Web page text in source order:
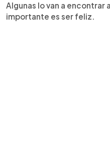
Algunas lo van a encontrar
importante es ser feliz.